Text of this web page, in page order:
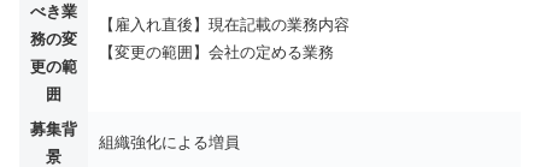
べき業
務の変
更の範
囲
【雇入れ直後】現在記載の業務内容
【変更の範囲】会社の定める業務
募集背
景
組織強化による増員